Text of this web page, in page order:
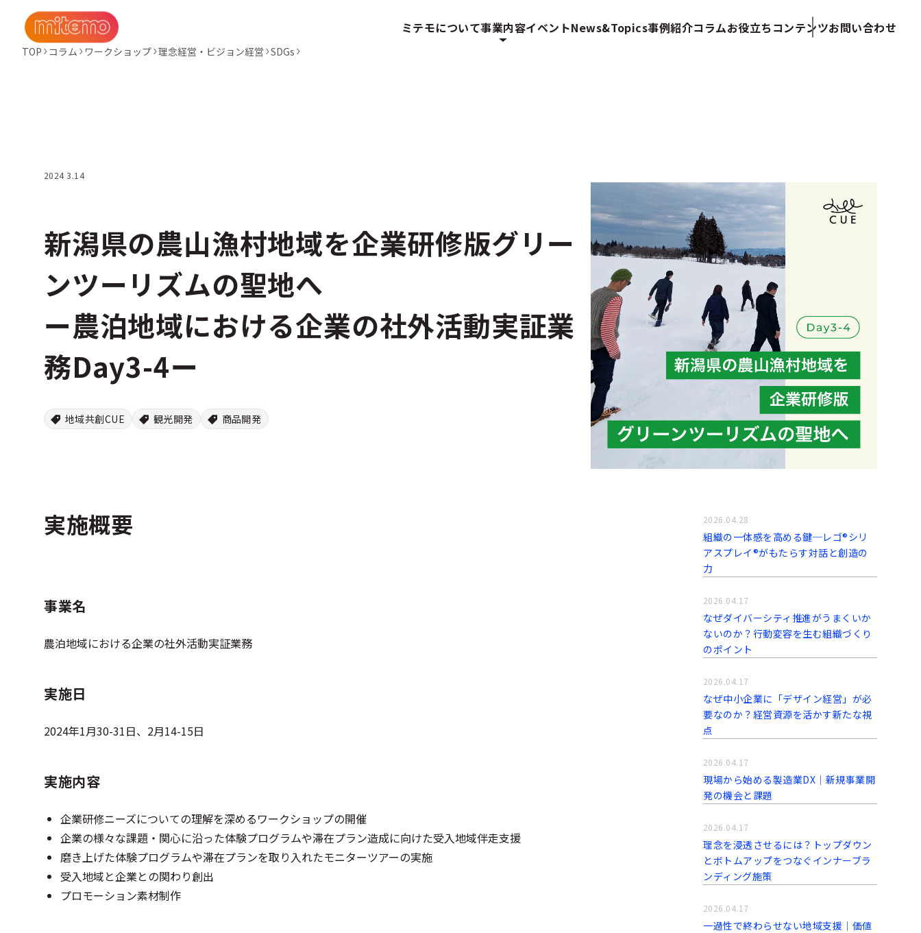
ミテモについて事業内容イベントNews&Topics事例紹介コラムお役立ちコンテンツお問い合わせ
TOP コラム ワークショップ 理念経営・ビジョン経営 SDGs
2024 3.14
新潟県の農山漁村地域を企業研修版グリー
ンツーリズムの聖地へ
ー農泊地域における企業の社外活動実証業
務Day3-4ー
地域共創CUE 観光開発 商品開発
実施概要
事業名
農泊地域における企業の社外活動実証業務
実施日
2024年1月30-31日、2月14-15日
実施内容
企業研修ニーズについての理解を深めるワークショップの開催
企業の様々な課題・関心に沿った体験プログラムや滞在プラン造成に向けた受入地域伴走支援
磨き上げた体験プログラムや滞在プランを取り入れたモニターツアーの実施
受入地域と企業との関わり創出
プロモーション素材制作
組織の一体感を高める鍵─レゴ®シリ
アスプレイ®がもたらす対話と創造の
力
2026.04.28
なぜダイバーシティ推進がうまくいか
ないのか？行動変容を生む組織づくり
のポイント
2026.04.17
なぜ中小企業に「デザイン経営」が必
要なのか？経営資源を活かす新たな視
点
2026.04.17
現場から始める製造業DX｜新規事業開
発の機会と課題
2026.04.17
理念を浸透させるには？トップダウン
とボトムアップをつなぐインナーブラ
ンディング施策
2026.04.17
一過性で終わらせない地域支援｜価値
2026.04.17